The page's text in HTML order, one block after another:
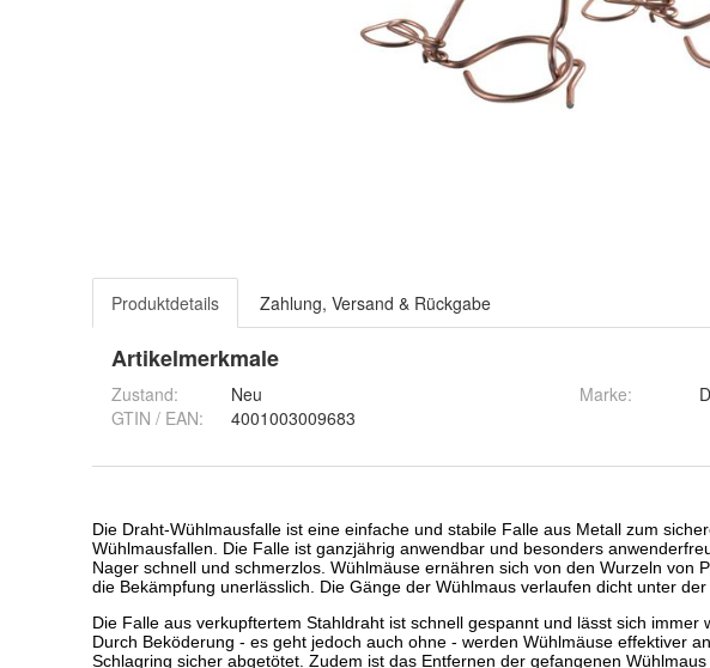
Produktdetails Zahlung, Versand & Rückgabe
Artikelmerkmale
Zustand:
Neu
GTIN / EAN:
4001003009683
Marke: